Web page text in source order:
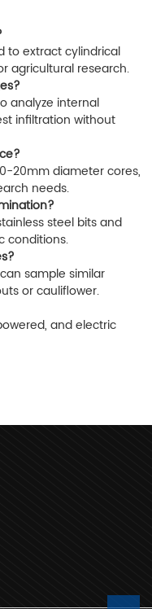
to extract cylindrical
agricultural research.
analyze internal
infiltration without
20mm diameter cores,
needs.
steel bits and
conditions.
sample similar
or cauliflower.
and electric